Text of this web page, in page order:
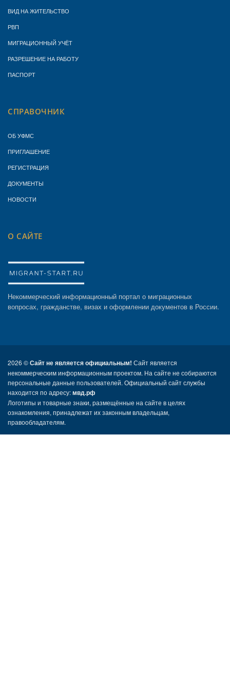
ВИД НА ЖИТЕЛЬСТВО
РВП
МИГРАЦИОННЫЙ УЧЁТ
РАЗРЕШЕНИЕ НА РАБОТУ
ПАСПОРТ
СПРАВОЧНИК
ОБ УФМС
ПРИГЛАШЕНИЕ
РЕГИСТРАЦИЯ
ДОКУМЕНТЫ
НОВОСТИ
О САЙТЕ
Некоммерческий информационный портал о миграционных
вопросах, гражданстве, визах и оформлении документов в России.
2026 ©Сайт не является официальным! Сайт является
некоммерческим информационным проектом. На сайте не собираются
персональные данные пользователей. Официальный сайт службы
находится по адресу:мвд.рф
Логотипы и товарные знаки, размещённые на сайте в целях
ознакомления, принадлежат их законным владельцам,
правообладателям.